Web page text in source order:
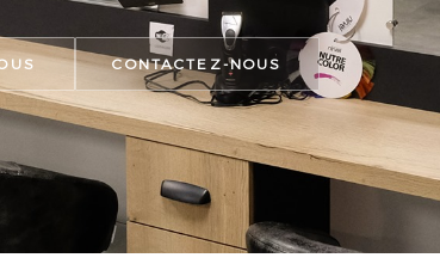
CONTACTEZ-NOUS